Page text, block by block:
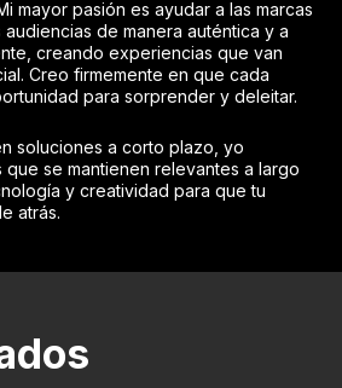
mayor pasión es ayudar a las marcas
de manera auténtica y a
creando experiencias que van
Creo firmemente en que cada
para sorprender y deleitar.
soluciones a corto plazo, yo
se mantienen relevantes a largo
y creatividad para que tu
atrás.